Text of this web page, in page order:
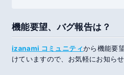
機能要望、バグ報告は？
izanami コミュニティから機能要
けていますので、お気軽にお知ら